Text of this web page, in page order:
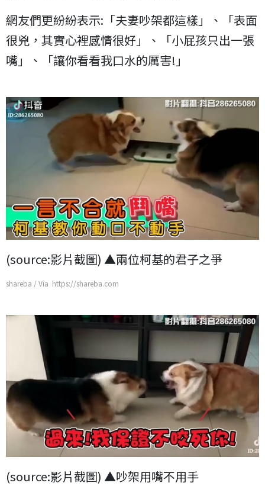
網友們更紛紛表示:「夫妻吵架都這樣」、「表面
很兇，其實心裡感情很好」、「小屁孩只出一張
嘴」、「讓你看看我口水的厲害!」
(source:影片截圖) ▲兩位柯基的君子之爭
shareba / Via https://shareba.com
(source:影片截圖) ▲吵架用嘴不用手